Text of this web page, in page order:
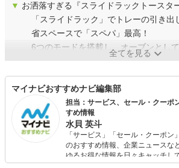
▼ お洒落すぎる『スライドラックトースタ
「スライドラック」でトレーの引き出
省スペースで「スペパ」最高！
6つのモードを搭載し、オーブンとして
全てを見る
マイナビおすすめナビ編集部
担当：サービス、セール・クーポ
すめ情報
水貝 英斗
「サービス」「セール・クーポン
のおすすめ情報、企業ニュースな
ゆるお得な情報を日々キャッチし
の制作にも携わり、SEOの知見を